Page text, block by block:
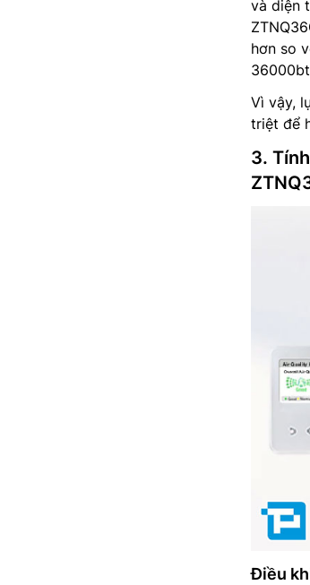
và diện
hơn so
Vì vậy,
triệt để
3.
Điều